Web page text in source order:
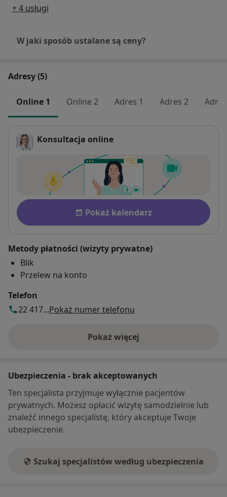
+ 4 usługi
W jaki sposób ustalane są ceny?
Adresy (5)
Online 1 Online 2 Adres 1 Adres 2
Konsultacja online
Płatność po konsultacji
Dostępność
Pokaż kalendarz
Metody płatności (wizyty prywatne)
Blik
Przelew na konto
Telefon
22 417...Pokaż numer telefonu
Pokaż więcej
o adresie
Ubezpieczenia - brak akceptowanych
Ten specjalista przyjmuje wyłącznie pacjentów
prywatnych. Możesz opłacić wizytę samodzielnie lub
znaleźć innego specjalistę, który akceptuje Twoje
ubezpieczenie.
Szukaj specjalistów według ubezpieczenia